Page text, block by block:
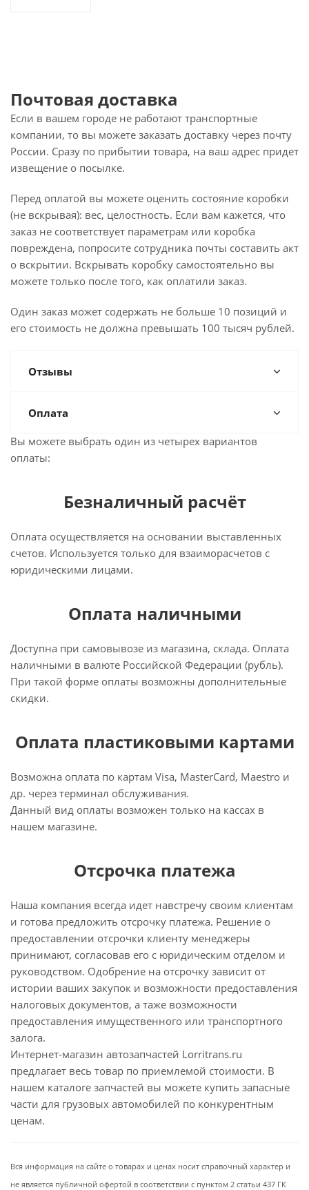
Почтовая доставка
Если в вашем городе не работают транспортные
компании, то вы можете заказать доставку через почту
России. Сразу по прибытии товара, на ваш адрес придет
извещение о посылке.
Перед оплатой вы можете оценить состояние коробки
(не вскрывая): вес, целостность. Если вам кажется, что
заказ не соответствует параметрам или коробка
повреждена, попросите сотрудника почты составить акт
о вскрытии. Вскрывать коробку самостоятельно вы
можете только после того, как оплатили заказ.
Один заказ может содержать не больше 10 позиций и
его стоимость не должна превышать 100 тысяч рублей.
Отзывы
Оплата
Вы можете выбрать один из четырех вариантов
оплаты:
Безналичный расчёт
Оплата осуществляется на основании выставленных
счетов. Используется только для взаиморасчетов с
юридическими лицами.
Оплата наличными
Доступна при самовывозе из магазина, склада. Оплата
наличными в валюте Российской Федерации (рубль).
При такой форме оплаты возможны дополнительные
скидки.
Оплата пластиковыми картами
Возможна оплата по картам Visa, MasterCard, Maestro и
др. через терминал обслуживания.
Данный вид оплаты возможен только на кассах в
нашем магазине.
Отсрочка платежа
Наша компания всегда идет навстречу своим клиентам
и готова предложить отсрочку платежа. Решение о
предоставлении отсрочки клиенту менеджеры
принимают, согласовав его с юридическим отделом и
руководством. Одобрение на отсрочку зависит от
истории ваших закупок и возможности предоставления
налоговых документов, а таже возможности
предоставления имущественного или транспортного
залога.
Интернет-магазин автозапчастей Lorritrans.ru
предлагает весь товар по приемлемой стоимости. В
нашем каталоге запчастей вы можете купить запасные
части для грузовых автомобилей по конкурентным
ценам.
Вся информация на сайте о товарах и ценах носит справочный характер и
не является публичной офертой в соответствии с пунктом 2 статьи 437 ГК